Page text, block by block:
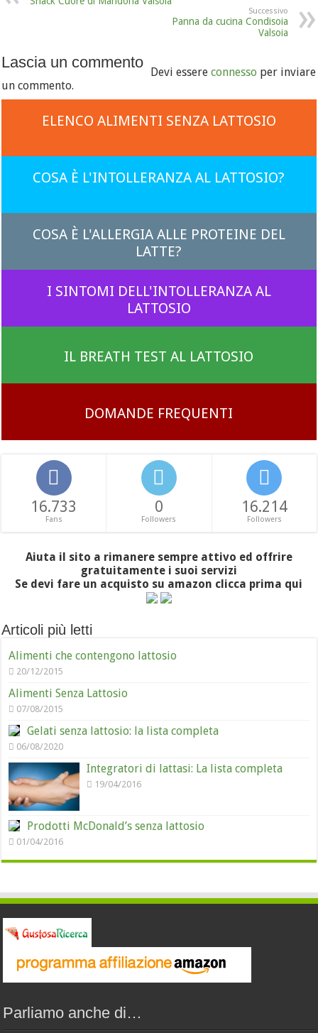
Successivo
Panna da cucina Condisoia
Valsoia
Lascia un commento
Devi essereconnesso per inviare
un commento.
ELENCO ALIMENTI SENZA LATTOSIO
COSA È L'INTOLLERANZA AL LATTOSIO?
COSA È L'ALLERGIA ALLE PROTEINE DEL
LATTE?
I SINTOMI DELL'INTOLLERANZA AL
LATTOSIO
IL BREATH TEST AL LATTOSIO
DOMANDE FREQUENTI
16.733
Fans
0
Followers
16.214
Followers
Aiuta il sito a rimanere sempre attivo ed offrire
gratuitamente i suoi servizi
Se devi fare un acquisto su amazon clicca prima qui
Articoli più letti
Alimenti che contengono lattosio
20/12/2015
Alimenti Senza Lattosio
07/08/2015
Gelati senza lattosio: la lista completa
06/08/2020
Integratori di lattasi: La lista completa
19/04/2016
Prodotti McDonald’s senza lattosio
01/04/2016
Parliamo anche di…